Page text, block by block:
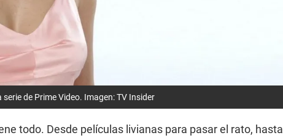
de Prime Video. Imagen: TV Insider
todo. Desde películas livianas para pasar el rato, hasta